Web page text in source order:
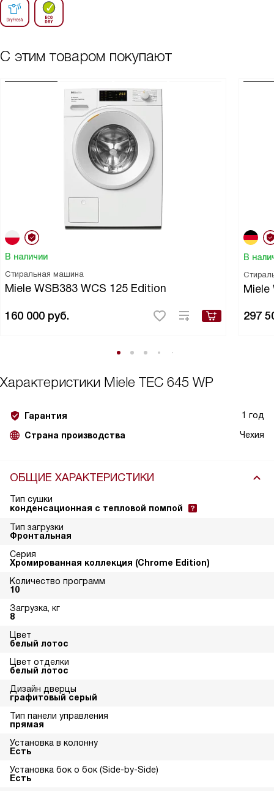
С этим товаром покупают
В наличии
Стиральная машина
Miele WSB383 WCS 125 Edition
160 000 руб.
В
Miele
297
Характеристики Miele TEC 645 WP
Гарантия 1 год
Страна производства Чехия
ОБЩИЕ ХАРАКТЕРИСТИКИ
Тип сушки
конденсационная с тепловой помпой
Тип загрузки
Фронтальная
Серия
Хромированная коллекция (Chrome Edition)
Количество программ
10
Загрузка, кг
8
Цвет
белый лотос
Цвет отделки
белый лотос
Дизайн дверцы
графитовый серый
Тип панели управления
прямая
Установка в колонну
Есть
Установка бок о бок (Side-by-Side)
Есть